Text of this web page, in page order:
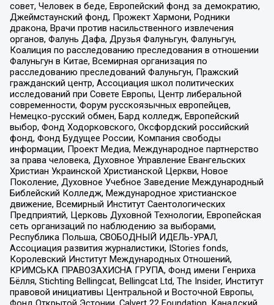
совет, Человек в беде, Европейский фонд за демократию,
Джеймстаунский фонд, Прожект Хармони, Родники
дракона, Врачи против насильственного извлечения
органов, Фалунь Дафа, Друзья Фалуньгун, Фалуньгун,
Коалиция по расследованию преследования в отношении
Фалуньгун в Китае, Всемирная организация по
расследованию преследований Фалуньгун, Пражский
гражданский центр, Ассоциация школ политических
исследований при Совете Европы, Центр либеральной
современности, Форум русскоязычных европейцев,
Немецко-русский обмен, Бард колледж, Европейский
выбор, Фонд Ходорковского, Оксфордский российский
фонд, Фонд Будущее России, Компания свободы
информации, Проект Медиа, Международное партнерство
за права человека, Духовное Управление Евангельских
Христиан Украинской Христианской Церкви, Новое
Поколение, Духовное Учебное Заведение Международный
Библейский Колледж, Международное христианское
движение, Всемирный Институт Саентологических
Предприятий, Церковь Духовной Технологии, Европейская
сеть организаций по наблюдению за выборами,
Республика Польша, СВОБОДНЫЙ ИДЕЛЬ-УРАЛ,
Ассоциация развития журналистики, IStories fonds,
Королевский Институт Международных Отношений,
КРИМСЬКА ПРАВОЗАХИСНА ГРУПА, Фонд имени Генриха
Бёлля, Stichting Bellingcat, Bellingcat Ltd, The Insider, Институт
правовой инициативы Центральной и Восточной Европы,